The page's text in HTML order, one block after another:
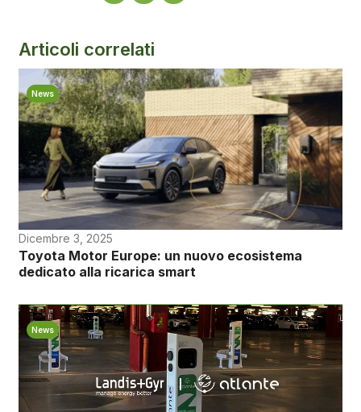
Articoli correlati
News
Dicembre 3, 2025
Toyota Motor Europe: un nuovo ecosistema
dedicato alla ricarica smart
News